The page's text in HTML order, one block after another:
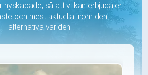
nyskapade, så att vi kan erbjuda er
och mest aktuella inom den
alternativa världen